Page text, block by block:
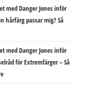
med Danger Jones inför
hårfärg passar mig? Så
med Danger Jones inför
för Extremfärger – Så